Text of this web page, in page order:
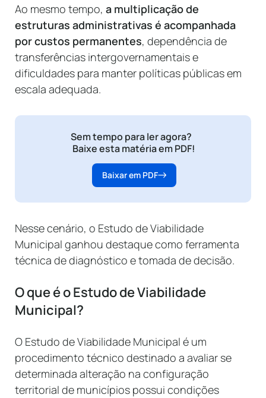
Ao mesmo tempo, a multiplicação de
estruturas administrativas é acompanhada
por custos permanentes, dependência de
transferências intergovernamentais e
dificuldades para manter políticas públicas em
escala adequada.
Sem tempo para ler agora?
Baixe esta matéria em PDF!
Baixar em PDF
Nesse cenário, o Estudo de Viabilidade
Municipal ganhou destaque como ferramenta
técnica de diagnóstico e tomada de decisão.
O que é o Estudo de Viabilidade
Municipal?
O Estudo de Viabilidade Municipal é um
procedimento técnico destinado a avaliar se
determinada alteração na configuração
territorial de municípios possui condições